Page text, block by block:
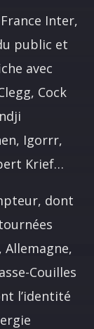
Inter,
public et
avec
Cock
Igorrr,
Krief…
dont
Allemagne,
Couilles
l’identité